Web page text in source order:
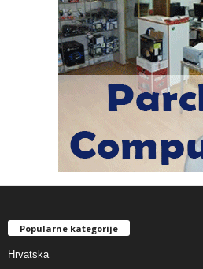
Popularne kategorije
Hrvatska